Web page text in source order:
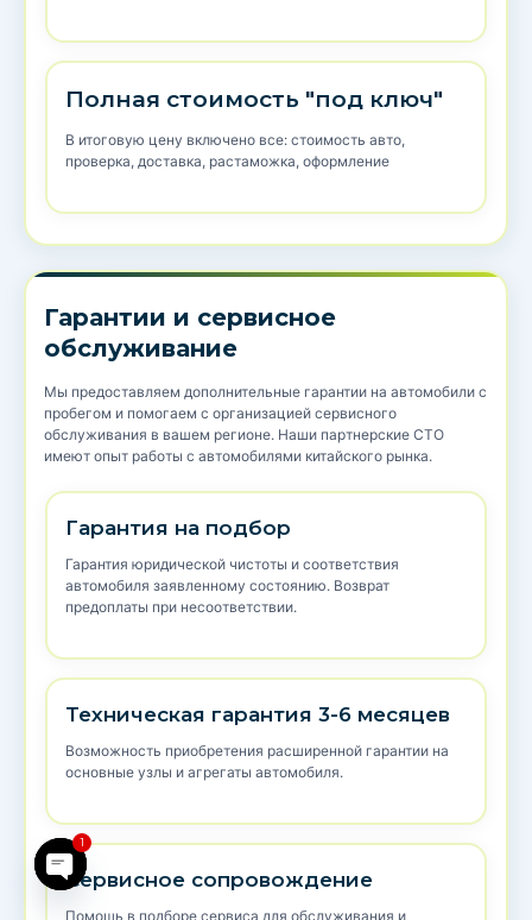
Полная стоимость "под ключ"
В итоговую цену включено все: стоимость авто,
проверка, доставка, растаможка, оформление
Гарантии и сервисное
обслуживание
Мы предоставляем дополнительные гарантии на автомобили с
пробегом и помогаем с организацией сервисного
обслуживания в вашем регионе. Наши партнерские СТО
имеют опыт работы с автомобилями китайского рынка.
Гарантия на подбор
Гарантия юридической чистоты и соответствия
автомобиля заявленному состоянию. Возврат
предоплаты при несоответствии.
Техническая гарантия 3-6 месяцев
Возможность приобретения расширенной гарантии на
основные узлы и агрегаты автомобиля.
Сервисное сопровождение
Помощь в подборе сервиса для обслуживания и
1